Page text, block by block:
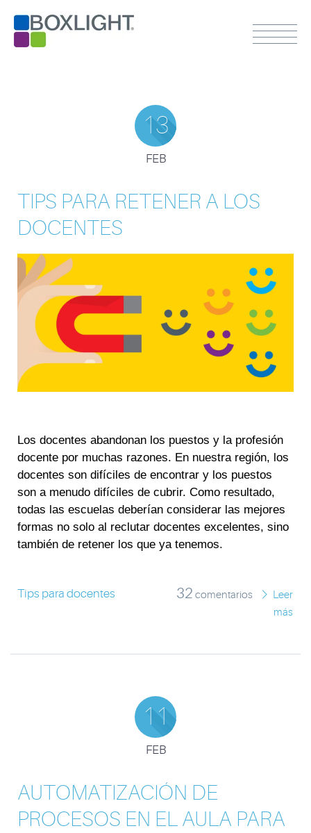
13
FEB
TIPS PARA RETENER A LOS
DOCENTES
Los docentes abandonan los puestos y la profesión
docente por muchas razones. En nuestra región, los
docentes son difíciles de encontrar y los puestos
son a menudo difíciles de cubrir. Como resultado,
todas las escuelas deberían considerar las mejores
formas no solo al reclutar docentes excelentes, sino
también de retener los que ya tenemos.
Tips para docentes 32 comentarios
Leer
más
11
FEB
AUTOMATIZACIÓN DE
PROCESOS EN EL AULA PARA